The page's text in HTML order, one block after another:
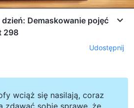
dzień: Demaskowanie pojęć
298
Udostępnij
wciąż się nasilają, coraz
zdawać sobie sprawę, że